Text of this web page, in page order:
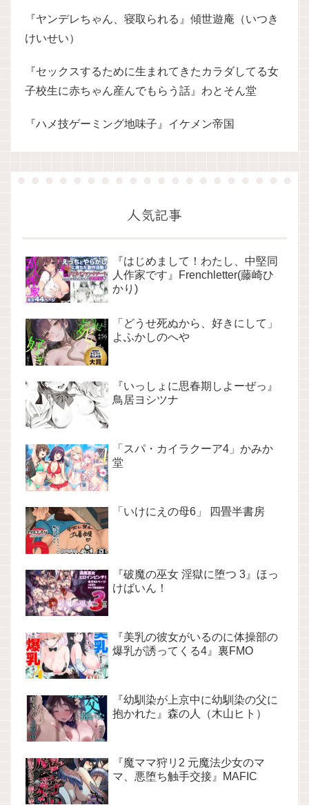
『ヤンデレちゃん、寝取られる』傾世遊庵（いつき
けいせい）
『セックスするために生まれてきたカラダしてる女
子校生に赤ちゃん産んでもらう話』わとそん堂
『ハメ技ゲーミング地味子』イケメン帝国
人気記事
『はじめまして！わたし、中堅同
人作家です』Frenchletter(藤崎ひ
かり)
「どうせ死ぬから、好きにして」
よふかしのへや
『いっしょに思春期しよーぜっ』
鳥居ヨシツナ
「スパ・カイラクーア4」かみか
堂
「いけにえの母6」 四畳半書房
『破魔の巫女 淫獄に堕つ 3』ほっ
けばいん！
『美乳の彼女がいるのに体操部の
爆乳が誘ってくる4』裏FMO
『幼馴染が上京中に幼馴染の父に
抱かれた』森の人（木山ヒト）
『魔ママ狩リ2 元魔法少女のマ
マ、悪堕ち触手交接』MAFIC